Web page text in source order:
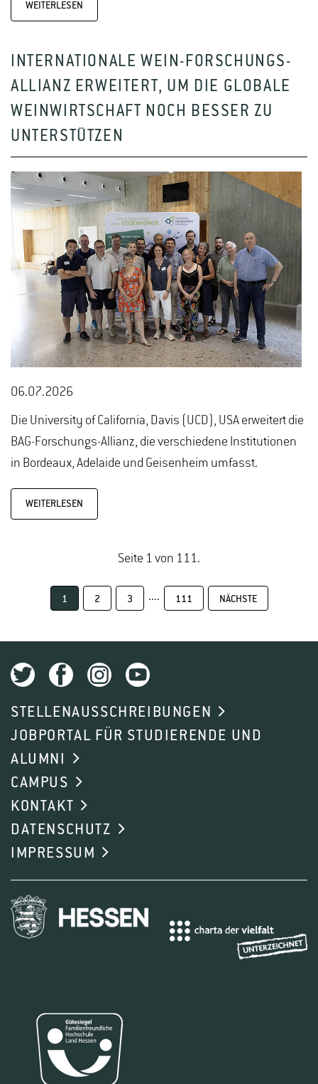
WEITERLESEN
INTERNATIONALE WEIN-FORSCHUNGS-
ALLIANZ ERWEITERT, UM DIE GLOBALE
WEINWIRTSCHAFT NOCH BESSER ZU
UNTERSTÜTZEN
06.07.2026
Die University of California, Davis (UCD), USA erweitert die
BAG-Forschungs-Allianz, die verschiedene Institutionen
in Bordeaux, Adelaide und Geisenheim umfasst.
WEITERLESEN
Seite 1 von 111.
1 2 3 .... 111 NÄCHSTE
STELLENAUSSCHREIBUNGEN
JOBPORTAL FÜR STUDIERENDE UND
ALUMNI
CAMPUS
KONTAKT
DATENSCHUTZ
IMPRESSUM